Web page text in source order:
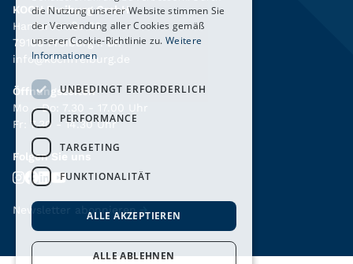
KOCH Freiburg GmbH
Hanferstraße 26
79108 Freiburg i. Br.
info@kochfreiburg.de
Öffnungszeiten
Mo - Do: 7.30 - 17.00 Uhr
Fr: 7.30 - 14.30 Uhr
Folgen Sie uns
Newsletter abonnieren →
die Nutzung unserer Website stimmen Sie
der Verwendung aller Cookies gemäß
unserer Cookie-Richtlinie zu.Weitere
Informationen
UNBEDINGT ERFORDERLICH
PERFORMANCE
TARGETING
FUNKTIONALITÄT
ALLE AKZEPTIEREN
ALLE ABLEHNEN